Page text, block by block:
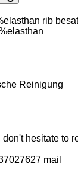
rib
Reinigung
hesitate to
mail